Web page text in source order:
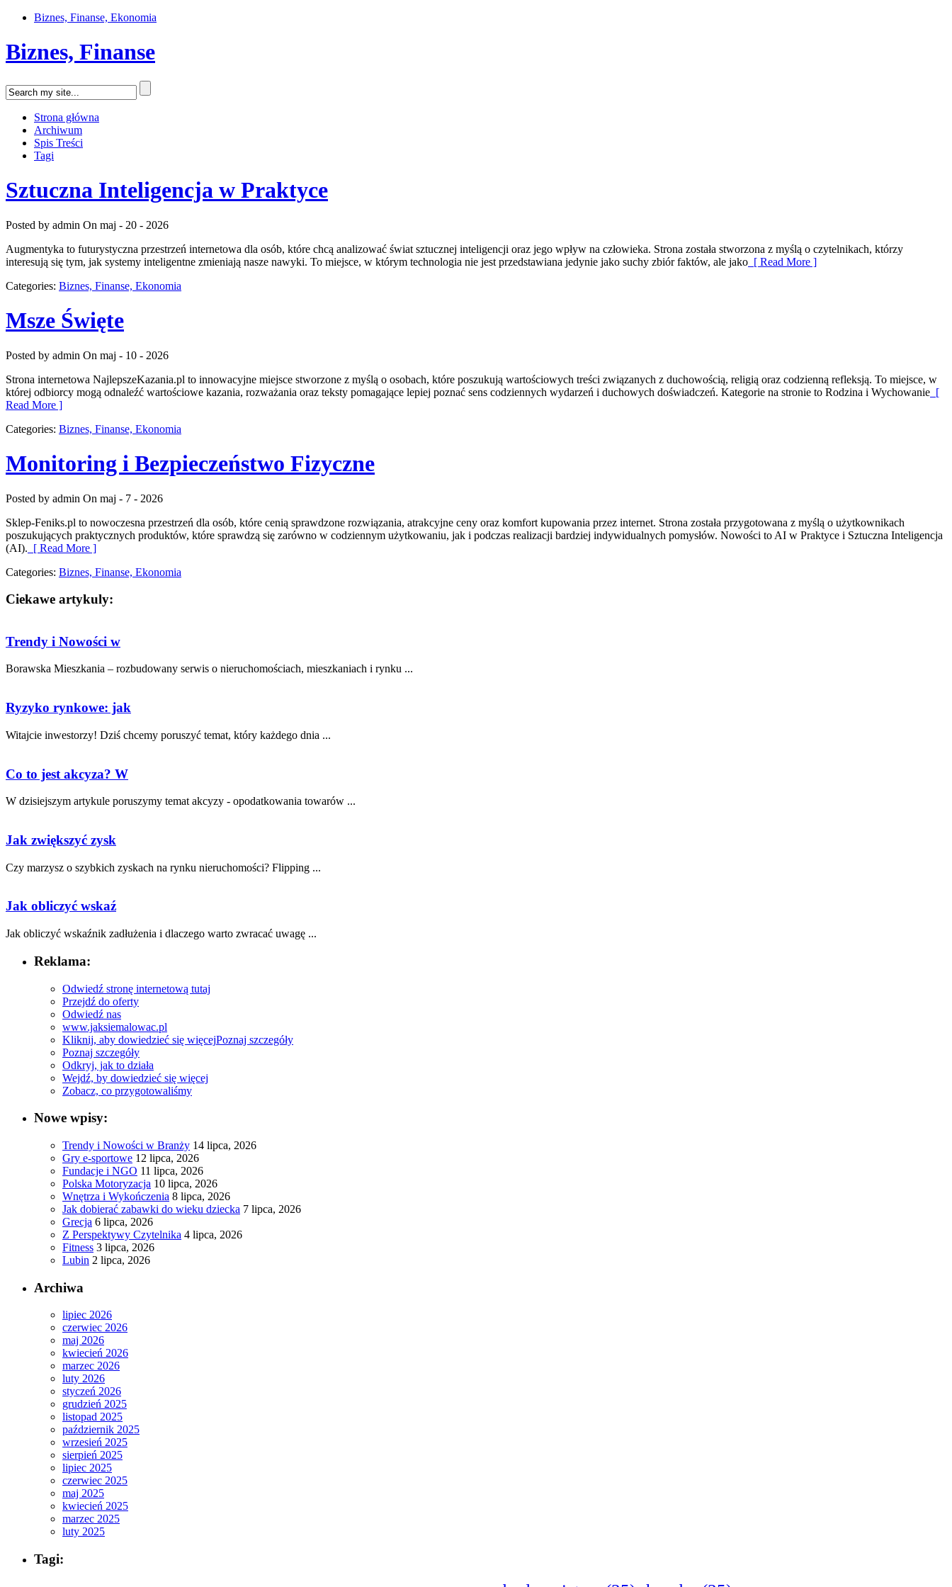
Biznes, Finanse, Ekonomia
Biznes, Finanse
Strona główna
Archiwum
Spis Treści
Tagi
Sztuczna Inteligencja w Praktyce
Posted by admin On maj - 20 - 2026
Augmentyka to futurystyczna przestrzeń internetowa dla osób, które chcą analizować świat sztucznej inteligencji oraz jego wpływ na człowieka. Strona została stworzona z myślą o czytelnikach, którzy
interesują się tym, jak systemy inteligentne zmieniają nasze nawyki. To miejsce, w którym technologia nie jest przedstawiana jedynie jako suchy zbiór faktów, ale jako [ Read More ]
Categories: Biznes, Finanse, Ekonomia
Msze Święte
Posted by admin On maj - 10 - 2026
Strona internetowa NajlepszeKazania.pl to innowacyjne miejsce stworzone z myślą o osobach, które poszukują wartościowych treści związanych z duchowością, religią oraz codzienną refleksją. To miejsce, w
której odbiorcy mogą odnaleźć wartościowe kazania, rozważania oraz teksty pomagające lepiej poznać sens codziennych wydarzeń i duchowych doświadczeń. Kategorie na stronie to Rodzina i Wychowanie [
Read More ]
Categories: Biznes, Finanse, Ekonomia
Monitoring i Bezpieczeństwo Fizyczne
Posted by admin On maj - 7 - 2026
Sklep-Feniks.pl to nowoczesna przestrzeń dla osób, które cenią sprawdzone rozwiązania, atrakcyjne ceny oraz komfort kupowania przez internet. Strona została przygotowana z myślą o użytkownikach
poszukujących praktycznych produktów, które sprawdzą się zarówno w codziennym użytkowaniu, jak i podczas realizacji bardziej indywidualnych pomysłów. Nowości to AI w Praktyce i Sztuczna Inteligencja
(AI). [ Read More ]
Categories: Biznes, Finanse, Ekonomia
Ciekawe artykuly:
Trendy i Nowości w
Borawska Mieszkania – rozbudowany serwis o nieruchomościach, mieszkaniach i rynku ...
Ryzyko rynkowe: jak
Witajcie inwestorzy! Dziś chcemy ⁢poruszyć temat, który każdego dnia ...
Co to jest akcyza? W
W ‌dzisiejszym artykule poruszymy ⁣temat ‌akcyzy -⁤ opodatkowania towarów ...
Jak zwiększyć zysk
Czy marzysz o szybkich zyskach⁣ na⁤ rynku nieruchomości? Flipping⁢ ...
Jak obliczyć wskaź
Jak obliczyć wskaźnik zadłużenia i dlaczego warto zwracać uwagę ...
Reklama:
Odwiedź stronę internetową tutaj
Przejdź do oferty
Odwiedź nas
www.jaksiemalowac.pl
Kliknij, aby dowiedzieć się więcejPoznaj szczegóły
Poznaj szczegóły
Odkryj, jak to działa
Wejdź, by dowiedzieć się więcej
Zobacz, co przygotowaliśmy
Nowe wpisy:
Trendy i Nowości w Branży 14 lipca, 2026
Gry e-sportowe 12 lipca, 2026
Fundacje i NGO 11 lipca, 2026
Polska Motoryzacja 10 lipca, 2026
Wnętrza i Wykończenia 8 lipca, 2026
Jak dobierać zabawki do wieku dziecka 7 lipca, 2026
Grecja 6 lipca, 2026
Z Perspektywy Czytelnika 4 lipca, 2026
Fitness 3 lipca, 2026
Lubin 2 lipca, 2026
Archiwa
lipiec 2026
czerwiec 2026
maj 2026
kwiecień 2026
marzec 2026
luty 2026
styczeń 2026
grudzień 2025
listopad 2025
październik 2025
wrzesień 2025
sierpień 2025
lipiec 2025
czerwiec 2025
maj 2025
kwiecień 2025
marzec 2025
luty 2025
Tagi: